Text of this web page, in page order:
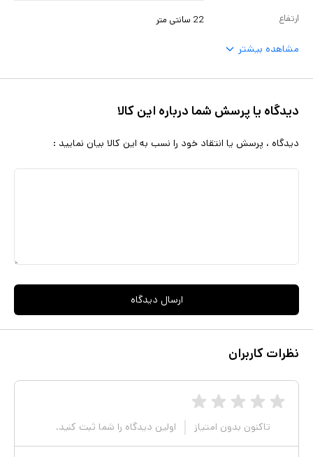
ارتفاع 22 سانتی متر
مشاهده بیشتر
دیدگاه یا پرسش شما درباره این کالا
دیدگاه ، پرسش یا انتقاد خود را نسب به این کالا بیان نمایید :
ارسال دیدگاه
نظرات کاربران
تاکنون بدون امتیاز اولین دیدگاه را شما ثبت کنید.